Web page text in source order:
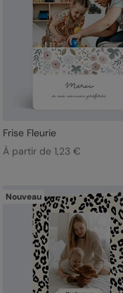
Frise Fleurie
À partir de 1,23 €
Nouveau